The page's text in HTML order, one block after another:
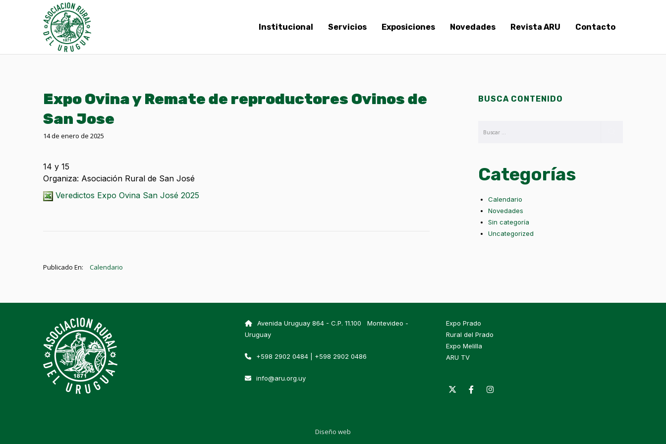
Institucional Servicios Exposiciones Novedades Revista ARU Contacto
Expo Ovina y Remate de reproductores Ovinos de
San Jose
14 de enero de 2025
14 y 15
Organiza: Asociación Rural de San José
Veredictos Expo Ovina San José 2025
Publicado En: Calendario
BUSCA CONTENIDO
Categorías
Calendario
Novedades
Sin categoría
Uncategorized
Avenida Uruguay 864 - C.P. 11.100 Montevideo -
Uruguay
+598 2902 0484 | +598 2902 0486
info@aru.org.uy
Expo Prado
Rural del Prado
Expo Melilla
ARU TV
Diseño web